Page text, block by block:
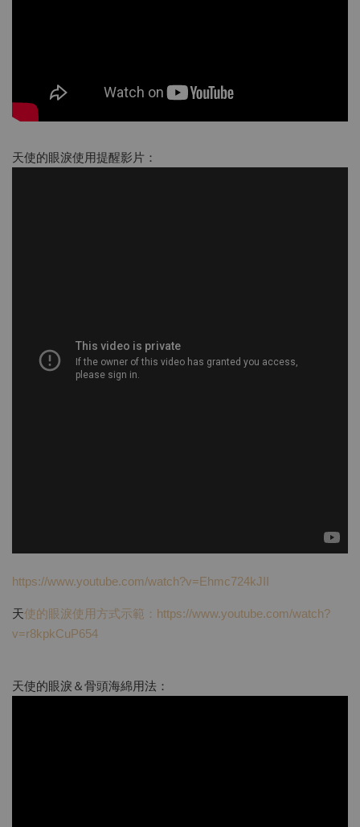
天使的眼淚使用提醒影片：
https://www.youtube.com/watch?v=Ehmc724kJII
天使的眼淚使用方式示範：https://www.youtube.com/watch?
v=r8kpkCuP654
天使的眼淚＆骨頭海綿用法：